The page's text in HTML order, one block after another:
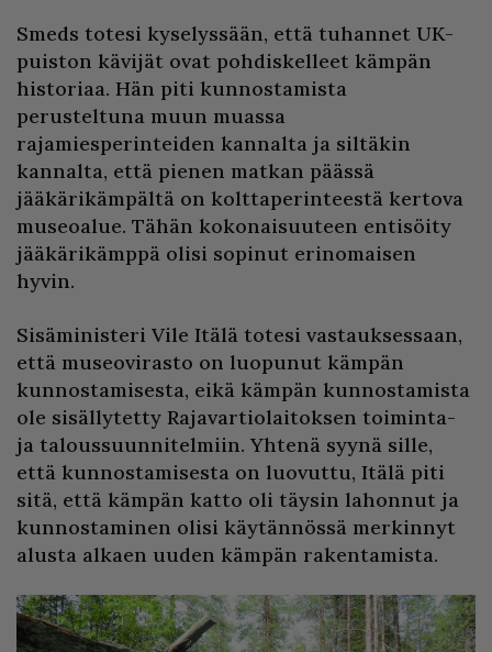
Smeds totesi kyselyssään, että tuhannet UK-
puiston kävijät ovat pohdiskelleet kämpän
historiaa. Hän piti kunnostamista
perusteltuna muun muassa
rajamiesperinteiden kannalta ja siltäkin
kannalta, että pienen matkan päässä
jääkärikämpältä on kolttaperinteestä kertova
museoalue. Tähän kokonaisuuteen entisöity
jääkärikämppä olisi sopinut erinomaisen
hyvin.
Sisäministeri Vile Itälä totesi vastauksessaan,
että museovirasto on luopunut kämpän
kunnostamisesta, eikä kämpän kunnostamista
ole sisällytetty Rajavartiolaitoksen toiminta-
ja taloussuunnitelmiin. Yhtenä syynä sille,
että kunnostamisesta on luovuttu, Itälä piti
sitä, että kämpän katto oli täysin lahonnut ja
kunnostaminen olisi käytännössä merkinnyt
alusta alkaen uuden kämpän rakentamista.